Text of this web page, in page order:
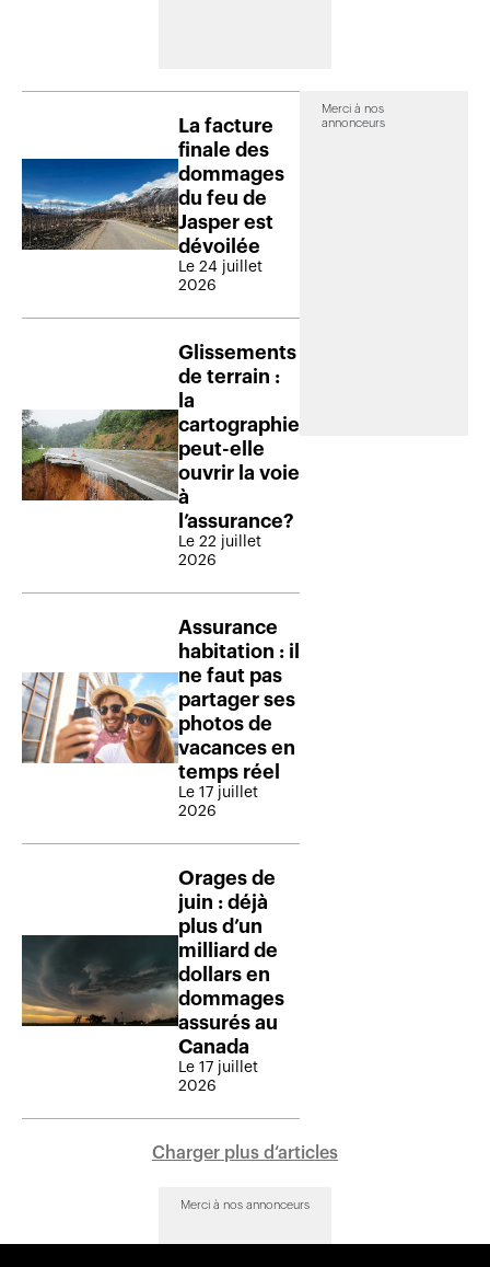
La facture
finale des
dommages
du feu de
Jasper est
dévoilée
Le 24 juillet
2026
Glissements
de terrain :
la
cartographie
peut-elle
ouvrir la voie
à
l’assurance?
Le 22 juillet
2026
Assurance
habitation : il
ne faut pas
partager ses
photos de
vacances en
temps réel
Le 17 juillet
2026
Orages de
juin : déjà
plus d’un
milliard de
dollars en
dommages
assurés au
Canada
Le 17 juillet
2026
Merci à nos
annonceurs
Charger plus d‘articles
Merci à nos annonceurs